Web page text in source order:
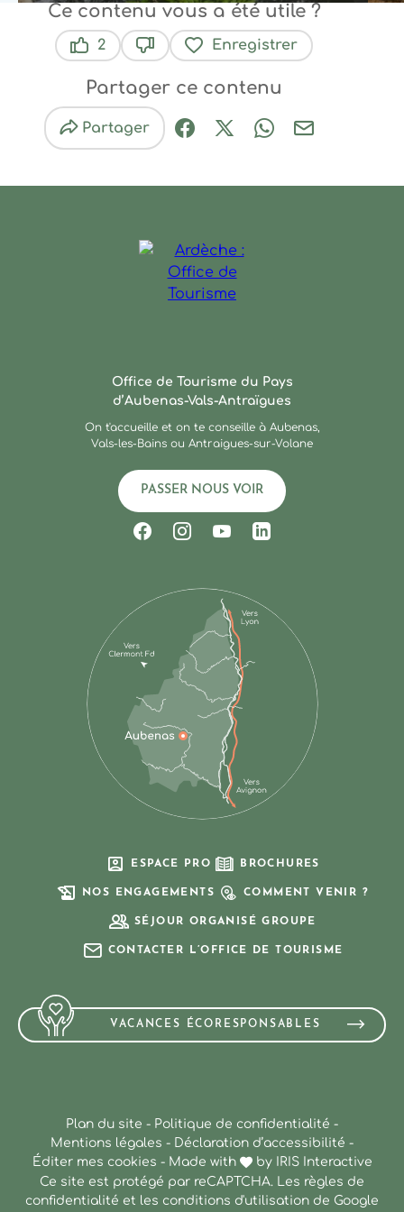
Ce contenu vous a été utile ?
2
Enregistrer
Partager ce contenu
Partager
Partager sur Facebook
Partager sur X / Twitter
Partager sur
Partager par
Office de Tourisme du Pays
d’Aubenas-Vals-Antraïgues
On t'accueille et on te conseille à Aubenas,
Vals-les-Bains ou Antraigues-sur-Volane
PASSER NOUS VOIR
Suivez-nous sur Facebook
Suivez-nous sur Instagram
Suivez-nous sur
Suivez-nous sur
ESPACE PRO BROCHURES
NOS ENGAGEMENTS COMMENT VENIR ?
SÉJOUR ORGANISÉ GROUPE
CONTACTER L’OFFICE DE TOURISME
VACANCES ÉCORESPONSABLES
Plan du site - Politique de confidentialité -
Mentions légales - Déclaration d’accessibilité -
Éditer mes cookies - Made with by
IRIS Interactive
Ce site est protégé par reCAPTCHA. Les règles de
confidentialité et les conditions d'utilisation de Google